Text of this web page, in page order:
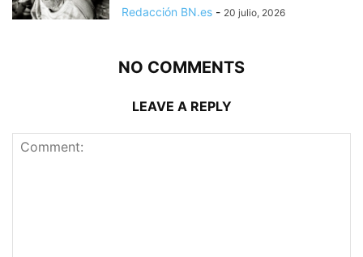
Redacción BN.es - 20 julio, 2026
NO COMMENTS
LEAVE A REPLY